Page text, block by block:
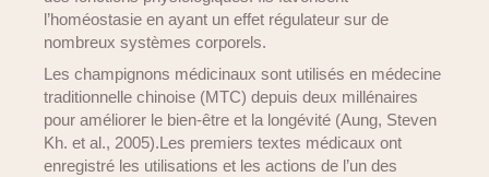
l’homéostasie en ayant un effet régulateur sur de
nombreux systèmes corporels.
Les champignons médicinaux sont utilisés en médecine
traditionnelle chinoise (MTC) depuis deux millénaires
pour améliorer le bien-être et la longévité (Aung, Steven
Kh. et al., 2005).Les premiers textes médicaux ont
enregistré les utilisations et les actions de l’un des